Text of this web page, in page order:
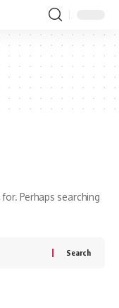
Perhaps searching